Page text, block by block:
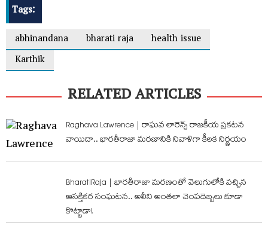
Tags:
abhinandana
bharati raja
health issue
Karthik
RELATED ARTICLES
Raghava Lawrence | రాఘవ లారెన్స్ రాజకీయ ప్రకటన
వాయిదా.. భారతీరాజా మరణానికి నివాళిగా కీలక నిర్ణయం
BharatiRaja | భారతీరాజా మరణంతో వెలుగులోకి వచ్చిన
ఆసక్తికర సంఘటన.. అలీని అంతలా చెంపదెబ్బలు కూడా
కొట్టాడా!